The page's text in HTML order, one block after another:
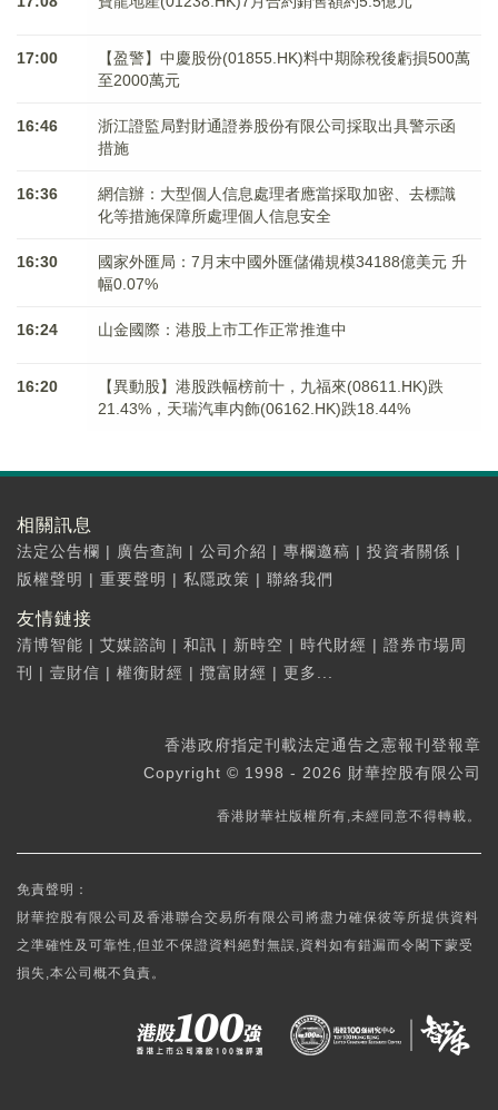
17:00
【盈警】中慶股份(01855.HK)料中期除稅後虧損500萬
至2000萬元
16:46
浙江證監局對財通證券股份有限公司採取出具警示函
措施
16:36
網信辦：大型個人信息處理者應當採取加密、去標識
化等措施保障所處理個人信息安全
16:30
國家外匯局：7月末中國外匯儲備規模34188億美元 升
幅0.07%
16:24 山金國際：港股上市工作正常推進中
16:20
【異動股】港股跌幅榜前十，九福來(08611.HK)跌
21.43%，天瑞汽車内飾(06162.HK)跌18.44%
相關訊息
法定公告欄 | 廣告查詢 | 公司介紹 | 專欄邀稿 | 投資者關係 |
版權聲明 | 重要聲明 | 私隱政策 | 聯絡我們
友情鏈接
清博智能 | 艾媒諮詢 | 和訊 | 新時空 | 時代財經 | 證券市場周
刊
| 壹財信 | 權衡財經 | 攬富財經 | 更多...
香港政府指定刊載法定通告之憲報刊登報章
Copyright © 1998 - 2026 財華控股有限公司
香港財華社版權所有,未經同意不得轉載。
免責聲明：
財華控股有限公司及香港聯合交易所有限公司將盡力確保彼等所提供資料
之準確性及可靠性,但並不保證資料絕對無誤,資料如有錯漏而令閣下蒙受
損失,本公司概不負責。